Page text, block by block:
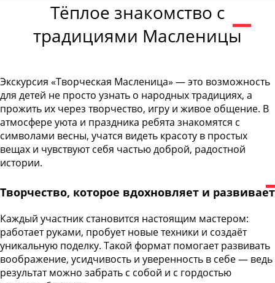
Тёплое знакомство с
традициями Масленицы
Экскурсия «Творческая Масленица» — это возможность
для детей не просто узнать о народных традициях, а
прожить их через творчество, игру и живое общение. В
атмосфере уюта и праздника ребята знакомятся с
символами весны, учатся видеть красоту в простых
вещах и чувствуют себя частью доброй, радостной
истории.
Творчество, которое вдохновляет и развивает
Каждый участник становится настоящим мастером:
работает руками, пробует новые техники и создаёт
уникальную поделку. Такой формат помогает развивать
воображение, усидчивость и уверенность в себе — ведь
результат можно забрать с собой и с гордостью